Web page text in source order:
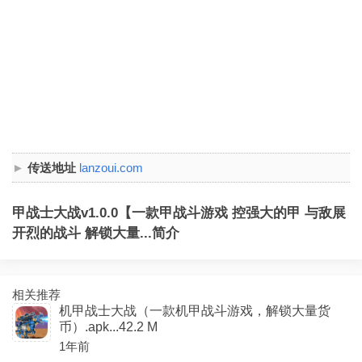
传送地址 lanzoui.com
甲战士大战v1.0.0【一款甲战斗游戏 控强大的甲 与敌展
开烈的战斗 解锁大量...简介
相关推荐
机甲战士大战（一款机甲战斗游戏，解锁大量货
币）.apk...42.2 M
1年前